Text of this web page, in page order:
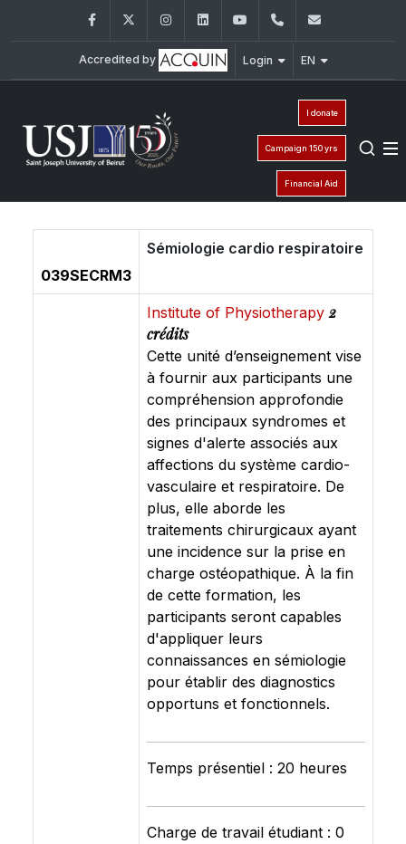
FacebookTwitter InstagramLinkedInYouTube+961 (1) 421 235
Accredited by Login EN
I donate
Campaign 150 yrs
Financial Aid
039SECRM3
Sémiologie cardio respiratoire
Institute of Physiotherapy2
crédits
Cette unité d’enseignement vise
à fournir aux participants une
compréhension approfondie
des principaux syndromes et
signes d'alerte associés aux
affections du système cardio-
vasculaire et respiratoire. De
plus, elle aborde les
traitements chirurgicaux ayant
une incidence sur la prise en
charge ostéopathique. À la fin
de cette formation, les
participants seront capables
d'appliquer leurs
connaissances en sémiologie
pour établir des diagnostics
opportuns et fonctionnels.
Temps présentiel : 20 heures
Charge de travail étudiant : 0